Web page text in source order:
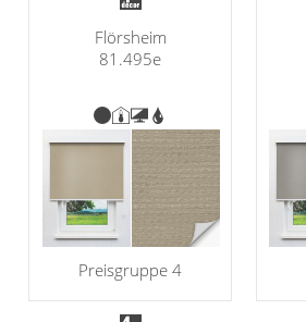
Flörsheim
81.495e
Preisgruppe 4